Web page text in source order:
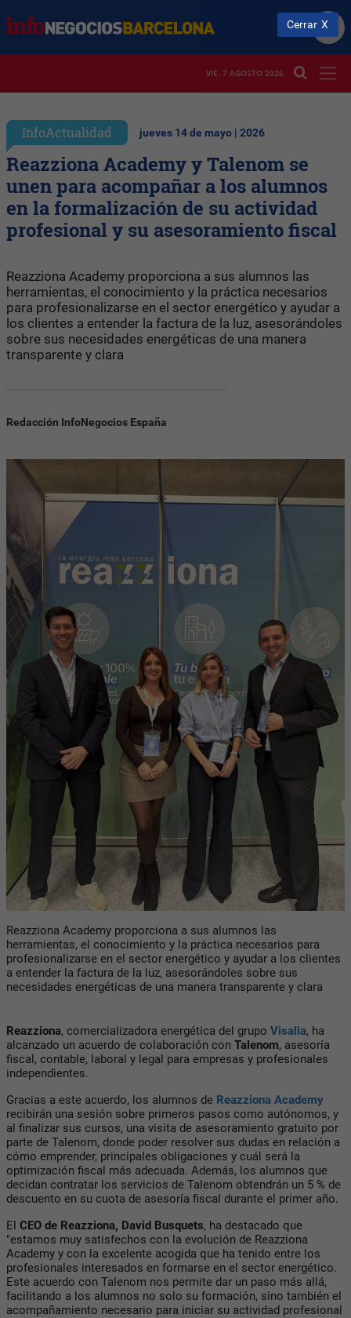
VIE. 7 AGOSTO 2026
InfoActualidad jueves 14 de mayo | 2026
Reazziona Academy y Talenom se
unen para acompañar a los alumnos
en la formalización de su actividad
profesional y su asesoramiento fiscal
Reazziona Academy proporciona a sus alumnos las
herramientas, el conocimiento y la práctica necesarios
para profesionalizarse en el sector energético y ayudar a
los clientes a entender la factura de la luz, asesorándoles
sobre sus necesidades energéticas de una manera
transparente y clara
Redacción InfoNegocios España
Reazziona Academy proporciona a sus alumnos las
herramientas, el conocimiento y la práctica necesarios para
profesionalizarse en el sector energético y ayudar a los clientes
a entender la factura de la luz, asesorándoles sobre sus
necesidades energéticas de una manera transparente y clara
Reazziona, comercializadora energética del grupo Visalia, ha
alcanzado un acuerdo de colaboración con Talenom, asesoría
fiscal, contable, laboral y legal para empresas y profesionales
independientes.
Gracias a este acuerdo, los alumnos de Reazziona Academy
recibirán una sesión sobre primeros pasos como autónomos, y
al finalizar sus cursos, una visita de asesoramiento gratuito por
parte de Talenom, donde poder resolver sus dudas en relación a
cómo emprender, principales obligaciones y cuál será la
optimización fiscal más adecuada. Además, los alumnos que
decidan contratar los servicios de Talenom obtendrán un 5 % de
descuento en su cuota de asesoría fiscal durante el primer año.
El CEO de Reazziona, David Busquets, ha destacado que
"estamos muy satisfechos con la evolución de Reazziona
Academy y con la excelente acogida que ha tenido entre los
profesionales interesados en formarse en el sector energético.
Este acuerdo con Talenom nos permite dar un paso más allá,
facilitando a los alumnos no solo su formación, sino también el
acompañamiento necesario para iniciar su actividad profesional
Cerrar